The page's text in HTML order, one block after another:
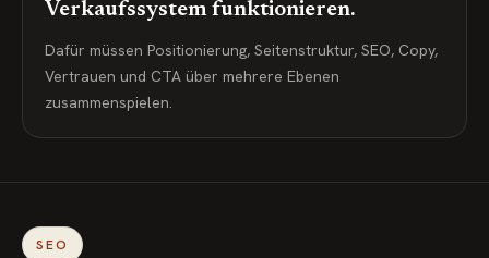
Verkaufssystem funktionieren.
Dafür müssen Positionierung, Seitenstruktur, SEO, Copy,
Vertrauen und CTA über mehrere Ebenen
zusammenspielen.
SEO